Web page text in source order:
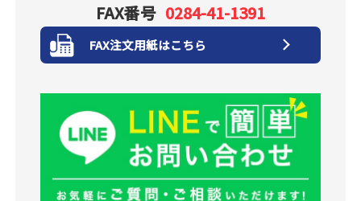
FAX番号 0284-41-1391
FAX注文用紙はこちら